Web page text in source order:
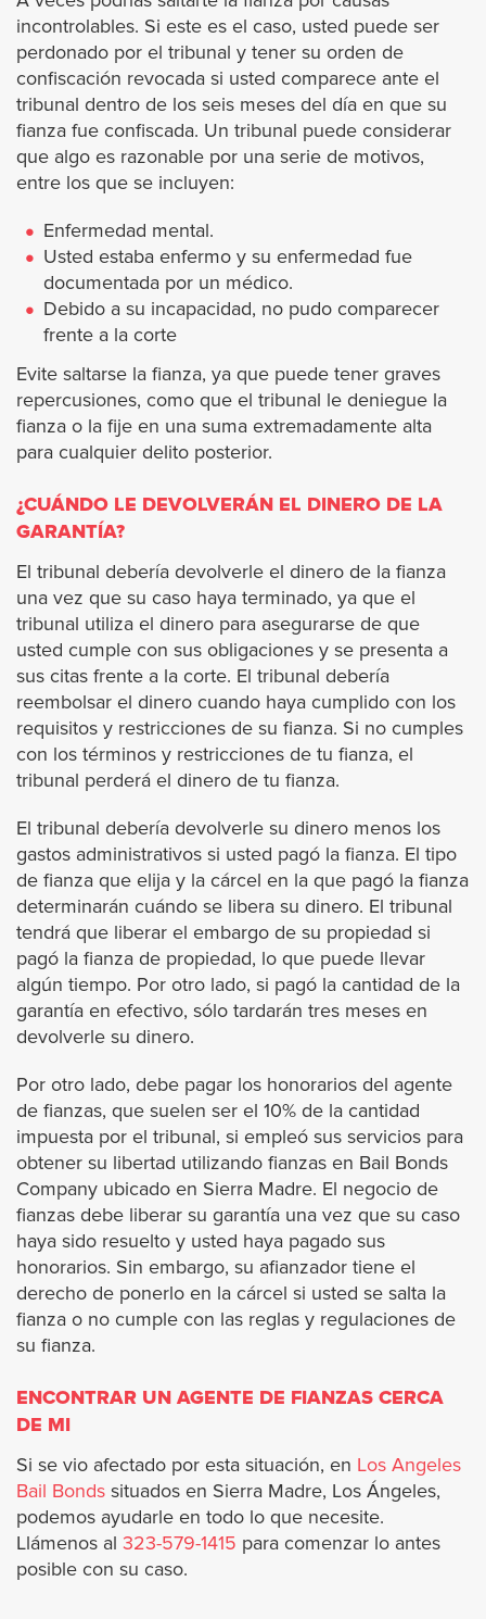
Perris
Rancho Mirage
Riverside
San Jacinto
Temecula
Ubicaciones
Los Ángeles
Agoura Hills
Avalon
Artesia
Bell
Bell Gardens
Beverly Hills
Bradbury
Burbank
Calabasas
Covina
Commerce
Claremont
Cudahy
Culver City
Downey
incontrolables. Si este es el caso, usted puede ser
perdonado por el tribunal y tener su orden de
confiscación revocada si usted comparece ante el
tribunal dentro de los seis meses del día en que su
fianza fue confiscada. Un tribunal puede considerar
que algo es razonable por una serie de motivos,
entre los que se incluyen:
Enfermedad mental.
Usted estaba enfermo y su enfermedad fue
documentada por un médico.
Debido a su incapacidad, no pudo comparecer
frente a la corte
Evite saltarse la fianza, ya que puede tener graves
repercusiones, como que el tribunal le deniegue la
fianza o la fije en una suma extremadamente alta
para cualquier delito posterior.
¿CUÁNDO LE DEVOLVERÁN EL DINERO DE LA
GARANTÍA?
El tribunal debería devolverle el dinero de la fianza
una vez que su caso haya terminado, ya que el
tribunal utiliza el dinero para asegurarse de que
usted cumple con sus obligaciones y se presenta a
sus citas frente a la corte. El tribunal debería
reembolsar el dinero cuando haya cumplido con los
requisitos y restricciones de su fianza. Si no cumples
con los términos y restricciones de tu fianza, el
tribunal perderá el dinero de tu fianza.
El tribunal debería devolverle su dinero menos los
gastos administrativos si usted pagó la fianza. El tipo
de fianza que elija y la cárcel en la que pagó la fianza
determinarán cuándo se libera su dinero. El tribunal
tendrá que liberar el embargo de su propiedad si
pagó la fianza de propiedad, lo que puede llevar
algún tiempo. Por otro lado, si pagó la cantidad de la
garantía en efectivo, sólo tardarán tres meses en
devolverle su dinero.
Por otro lado, debe pagar los honorarios del agente
de fianzas, que suelen ser el 10% de la cantidad
impuesta por el tribunal, si empleó sus servicios para
obtener su libertad utilizando fianzas en Bail Bonds
Company ubicado en Sierra Madre. El negocio de
fianzas debe liberar su garantía una vez que su caso
haya sido resuelto y usted haya pagado sus
honorarios. Sin embargo, su afianzador tiene el
derecho de ponerlo en la cárcel si usted se salta la
fianza o no cumple con las reglas y regulaciones de
su fianza.
ENCONTRAR UN AGENTE DE FIANZAS CERCA
DE MI
Si se vio afectado por esta situación, en Los Angeles
Bail Bonds situados en Sierra Madre, Los Ángeles,
podemos ayudarle en todo lo que necesite.
Llámenos al 323-579-1415 para comenzar lo antes
posible con su caso.